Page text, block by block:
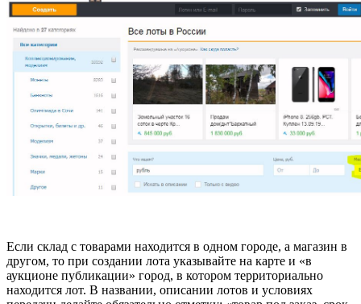
Если склад с товарами находится в одном городе, а магазин в
другом, то при создании лота указывайте на карте и «в
аукционе публикации» город, в котором территориально
находится лот. В названии, описании лотов и условиях